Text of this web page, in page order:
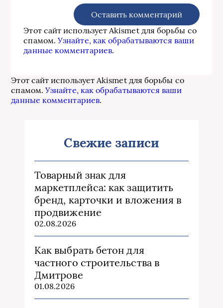
Этот сайт использует Akismet для борьбы со
спамом.Узнайте, как обрабатываются ваши
данные комментариев.
Этот сайт использует Akismet для борьбы со
спамом.Узнайте, как обрабатываются ваши
данные комментариев.
Свежие записи
Товарный знак для
маркетплейса: как защитить
бренд, карточки и вложения в
продвижение
02.08.2026
Как выбрать бетон для
частного строительства в
Дмитрове
01.08.2026